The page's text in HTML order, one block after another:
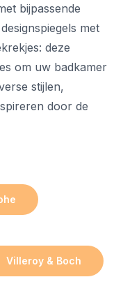
bijpassende
met
deze
om uw badkamer
stijlen,
door de
Villeroy & Boch